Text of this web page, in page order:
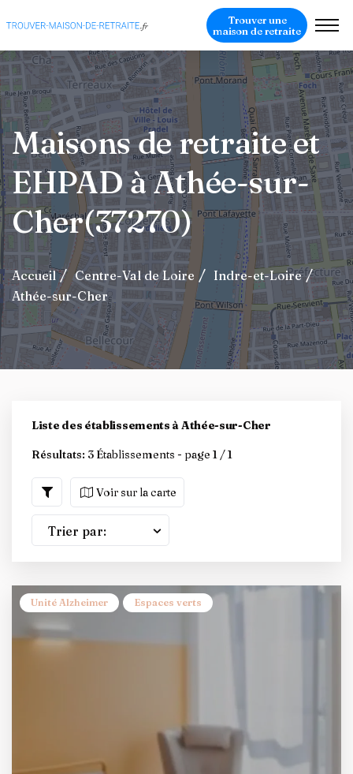
Trouver une
maison de retraite
Maisons de retraite et
EHPAD à Athée-sur-
Cher(37270)
Accueil Centre-Val de Loire
Indre-et-Loire
Athée-sur-Cher
Liste des établissements à Athée-sur-Cher
Résultats: 3 Établissements - page 1 / 1
Voir sur la carte
Trier par:
Unité Alzheimer Espaces verts